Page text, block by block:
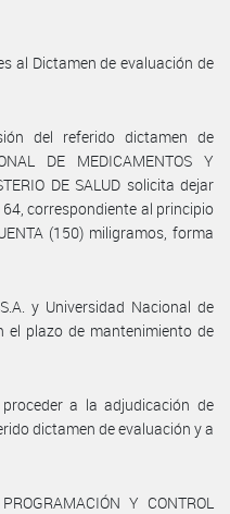
al Dictamen de evaluación de
del referido dictamen de
DE MEDICAMENTOS Y
DE SALUD solicita dejar
correspondiente al principio
(150) miligramos, forma
y Universidad Nacional de
el plazo de mantenimiento de
a la adjudicación de
dictamen de evaluación y a
Y CONTROL